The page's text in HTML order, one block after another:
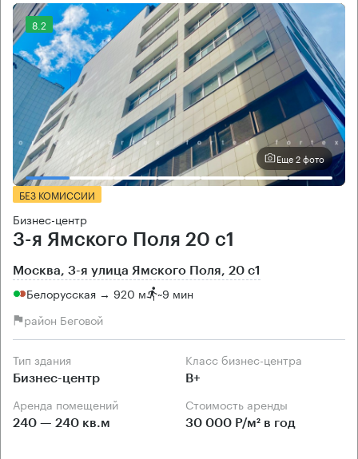
8.2
Еще 2 фото
БЕЗ КОМИССИИ
Бизнес-центр
3-я Ямского Поля 20 с1
Москва, 3-я улица Ямского Поля, 20 с1
Белорусская → 920 м ~9 мин
район Беговой
Тип здания
Бизнес-центр
Класс бизнес-центра
B+
Аренда помещений
240 — 240 кв.м
Стоимость аренды
30 000 Р/м² в год